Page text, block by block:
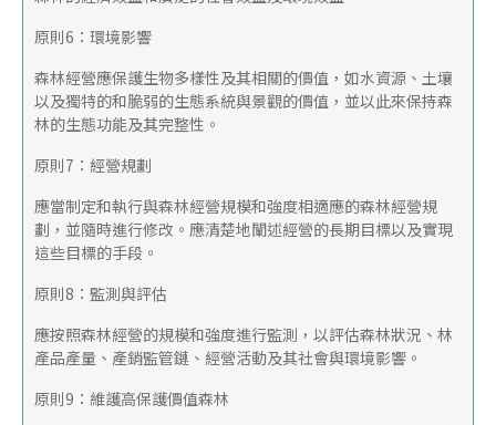
原則6：環境影響
森林經營應保護生物多樣性及其相關的價值，如水資源、土壤
以及獨特的和脆弱的生態系統與景觀的價值，並以此來保持森
林的生態功能及其完整性。
原則7：經營規劃
應當制定和執行與森林經營規模和強度相適應的森林經營規
劃，並隨時進行修改。應清楚地闡述經營的長期目標以及實現
這些目標的手段。
原則8：監測與評估
應按照森林經營的規模和強度進行監測，以評估森林狀況、林
產品產量、產銷監管鏈、經營活動及其社會與環境影響。
原則9：維護高保護價值森林